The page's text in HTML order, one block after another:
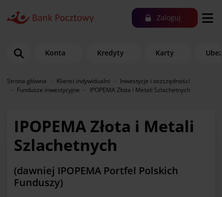
Zaloguj
Konta Kredyty Karty
Strona główna Klienci indywidualni
Inwestycje i oszczędności
Fundusze inwestycyjne
IPOPEMA Złota i Metali Szlachetnych
IPOPEMA Złota i Metali
Szlachetnych
(dawniej IPOPEMA Portfel Polskich
Funduszy)